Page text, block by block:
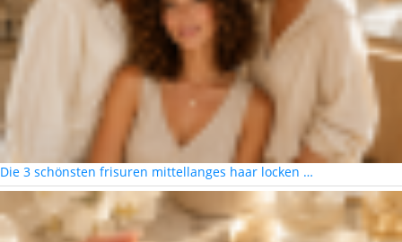
Die 3 schönsten frisuren mittellanges haar locken …